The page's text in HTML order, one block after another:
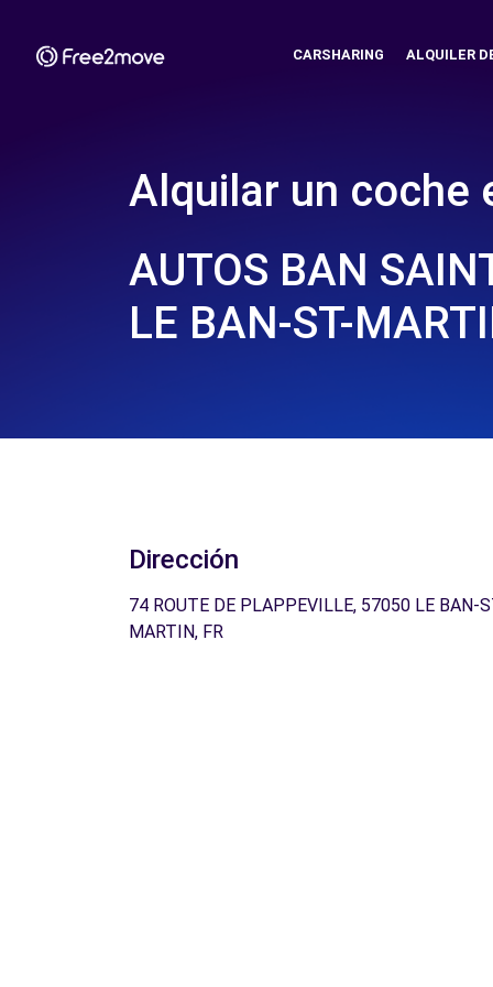
CARSHARING ALQUILER
Alquilar un coche
AUTOS BAN
LE BAN-ST-
Dirección
74 ROUTE DE PLAPPEVILLE, 57050 LE BAN-
MARTIN, FR